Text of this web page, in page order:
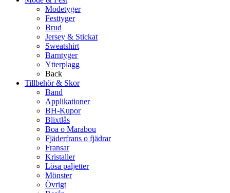
Modetyger
Festtyger
Brud
Jersey & Stickat
Sweatshirt
Barntyger
Ytterplagg
Back
Tillbehör & Skor
Band
Applikationer
BH-Kupor
Blixtlås
Boa o Marabou
Fjäderfrans o fjädrar
Fransar
Kristaller
Lösa paljetter
Mönster
Övrigt